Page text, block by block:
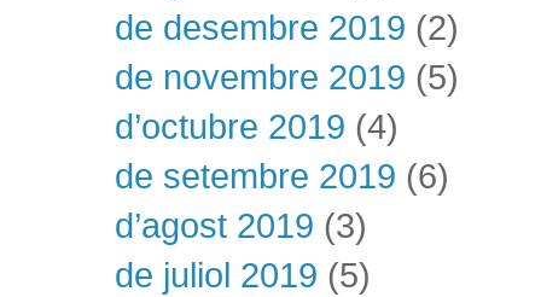
de desembre 2019 (2)
de novembre 2019 (5)
d’octubre 2019 (4)
de setembre 2019 (6)
d’agost 2019 (3)
de juliol 2019 (5)